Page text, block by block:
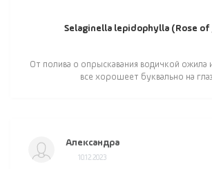
Selaginella lepidophylla (Rose of
От полива о опрыскавания водичкой ожила
все хорошеет буквально на
Александра
10.12.2023